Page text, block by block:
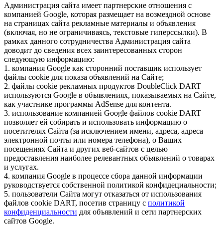
Администрация сайта имеет партнерские отношения с
компанией Google, которая размещает на возмездной основе
на страницах сайта рекламные материалы и объявления
(включая, но не ограничиваясь, текстовые гиперссылки). В
рамках данного сотрудничества Администрация сайта
доводит до сведения всех заинтересованных сторон
следующую информацию:
1. компания Google как сторонний поставщик использует
файлы cookie для показа объявлений на Сайте;
2. файлы cookie рекламных продуктов DoubleClick DART
используются Google в объявлениях, показываемых на Сайте,
как участнике программы AdSense для контента.
3. использование компанией Google файлов cookie DART
позволяет ей собирать и использовать информацию о
посетителях Сайта (за исключением имени, адреса, адреса
электронной почты или номера телефона), о Ваших
посещениях Сайта и других веб-сайтов с целью
предоставления наиболее релевантных объявлений о товарах
и услугах.
4. компания Google в процессе сбора данной информации
руководствуется собственной политикой конфидециальности;
5. пользователи Сайта могут отказаться от использования
файлов cookie DART, посетив страницу с политикой
конфиденциальности для объявлений и сети партнерских
сайтов Google.